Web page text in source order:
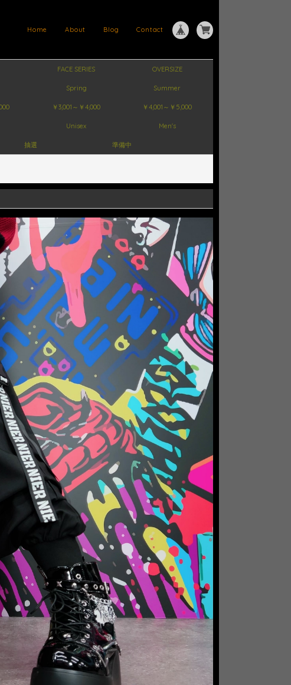
Contact
Blog
About
Home
FACE SERIES OVERSIZE
Spring Summer
￥3,001～￥4,000 ￥4,001～￥5,000
Unisex Men's
抽選 準備中